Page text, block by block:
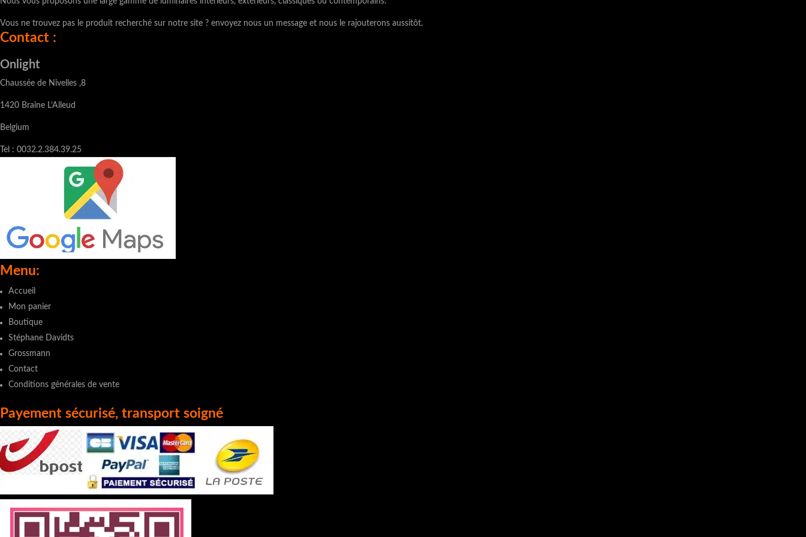
Vous ne trouvez pas le produit recherché sur notre site ? envoyez nous un message et nous le rajouterons aussitôt.
Contact :
Onlight
Chaussée de Nivelles ,8
1420 Braine L’Alleud
Belgium
Tel : 0032.2.384.39.25
Menu:
Accueil
Mon panier
Boutique
Stéphane Davidts
Grossmann
Contact
Conditions générales de vente
Payement sécurisé, transport soigné